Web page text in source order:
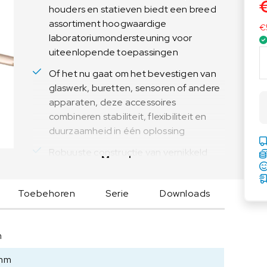
Voedingsweegschalen
Voedingsweegschalen
Medische weegschalen
Babyweegschalen
Handkrachtmeters
Personenweegschalen
Rolstoelweegschalen
Stoelweegschalen
houders en statieven biedt een breed
assortiment hoogwaardige
laboratoriumondersteuning voor
uiteenlopende toepassingen
Of het nu gaat om het bevestigen van
glaswerk, buretten, sensoren of andere
apparaten, deze accessoires
combineren stabiliteit, flexibiliteit en
duurzaamheid in één oplossing
Robuuste constructie van vernikkeld
laboratoriumgebruik
staafverlengingen – volledig modulair
Meer lezen
€
A
l
a
m
p
M
Toebehoren Serie Downloads